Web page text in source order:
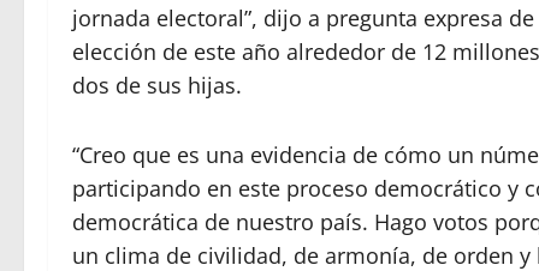
jornada electoral”, dijo a pregunta expresa
elección de este año alrededor de 12
dos de sus hijas.
“Creo que es una evidencia de cómo un
participando en este proceso democrático y
democrática de nuestro país. Hago votos
un clima de civilidad, de armonía, de orden